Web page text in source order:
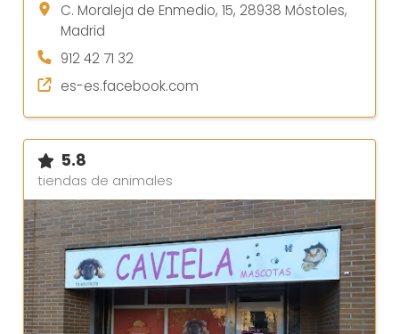
C. Moraleja de Enmedio, 15, 28938 Móstoles,
Madrid
912 42 71 32
es-es.facebook.com
5.8
tiendas de animales